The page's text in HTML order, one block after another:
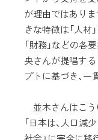
が理由ではあり
きな特徴は「人材
「財務」などの各
央さんが提唱する
プトに基づき、一
並木さんはこう
「日本は、人口減